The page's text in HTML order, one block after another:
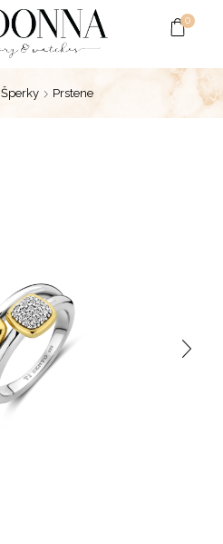
0
Šperky Prstene